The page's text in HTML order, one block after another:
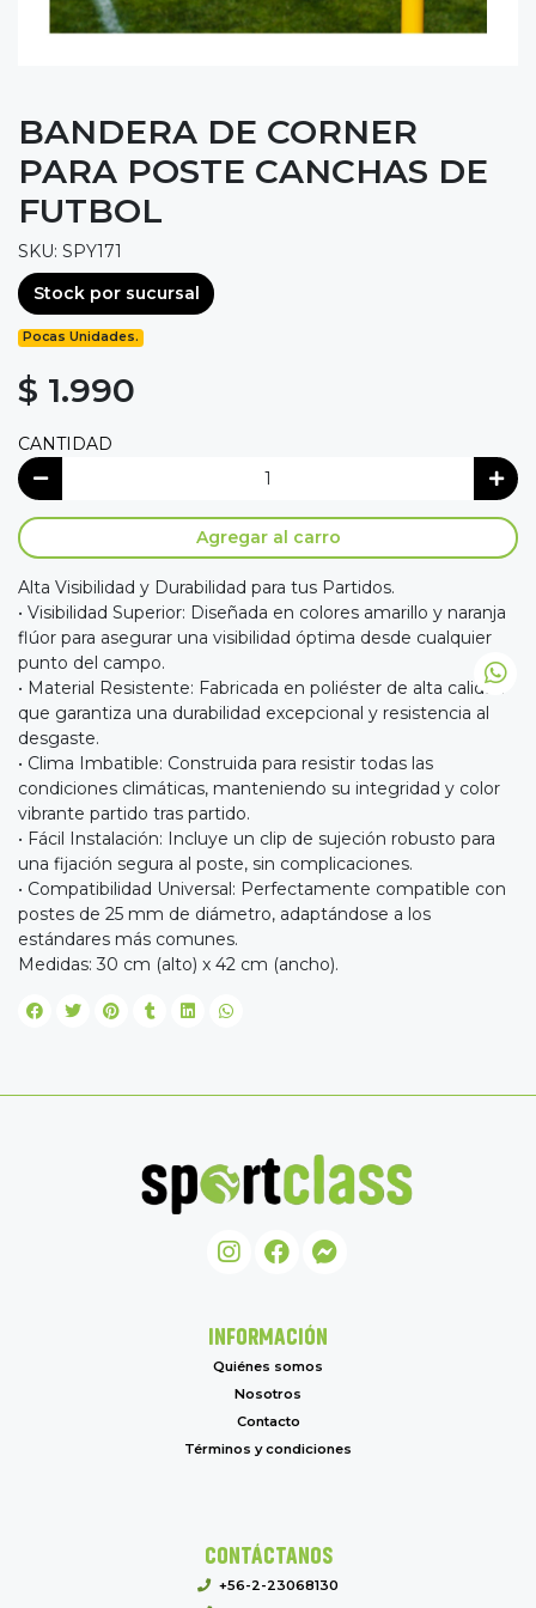
BANDERA DE CORNER
PARA POSTE CANCHAS DE
FUTBOL
SKU: SPY171
Stock por sucursal
Pocas Unidades.
$ 1.990
CANTIDAD
Agregar al carro
Alta Visibilidad y Durabilidad para tus Partidos.
• Visibilidad Superior: Diseñada en colores amarillo y naranja
flúor para asegurar una visibilidad óptima desde cualquier
punto del campo.
• Material Resistente: Fabricada en poliéster de alta calidad
que garantiza una durabilidad excepcional y resistencia al
desgaste.
• Clima Imbatible: Construida para resistir todas las
condiciones climáticas, manteniendo su integridad y color
vibrante partido tras partido.
• Fácil Instalación: Incluye un clip de sujeción robusto para
una fijación segura al poste, sin complicaciones.
• Compatibilidad Universal: Perfectamente compatible con
postes de 25 mm de diámetro, adaptándose a los
estándares más comunes.
Medidas: 30 cm (alto) x 42 cm (ancho).
INFORMACIÓN
Quiénes somos
Nosotros
Contacto
Términos y condiciones
CONTÁCTANOS
+56-2-23068130